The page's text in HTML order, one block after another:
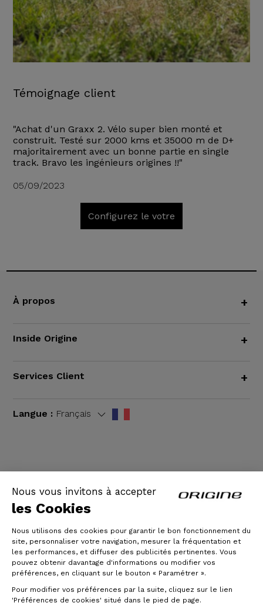
Nous vous invitons à accepter
les Cookies
Nous utilisons des cookies pour garantir le bon fonctionnement du
site, personnaliser votre navigation, mesurer la fréquentation et
les performances, et diffuser des publicités pertinentes. Vous
pouvez obtenir davantage d'informations ou modifier vos
préférences, en cliquant sur le bouton « Paramétrer ».
Pour modifier vos préférences par la suite, cliquez sur le lien
'Préférences de cookies' situé dans le pied de page.
Témoignage client
"Achat d'un Graxx 2. Vélo super bien monté et
construit. Testé sur 2000 kms et 35000 m de D+
majoritairement avec un bonne partie en single
track. Bravo les ingénieurs origines !!"
05/09/2023
Configurez le votre
À propos +
Inside Origine +
Services Client +
Langue : Français
© Origine Cycles